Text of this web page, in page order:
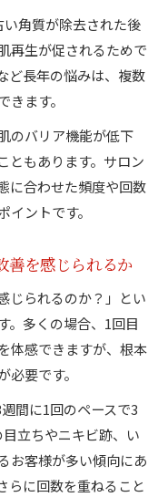
角質が除去された後
再生が促されるためで
ど長年の悩みは、複数
ます。
のバリア機能が低下
ともあります。サロン
に合わせた頻度や回数
ントです。
善を感じられるか
じられるのか？」とい
。多くの場合、1回目
体感できますが、根本
要です。
間に1回のペースで3
立ちやニキビ跡、い
お客様が多い傾向にあ
らに回数を重ねること